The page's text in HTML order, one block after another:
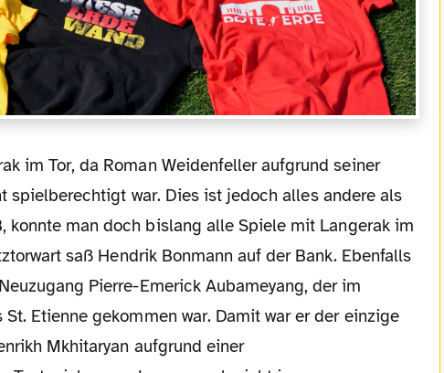
spielberechtigt war. Dies ist jedoch alles andere als
konnte man doch bislang alle Spiele mit Langerak im
saß Hendrik Bonmann auf der Bank. Ebenfalls
Pierre-Emerick Aubameyang, der im
Etienne gekommen war. Damit war er der einzige
Mkhitaryan aufgrund einer